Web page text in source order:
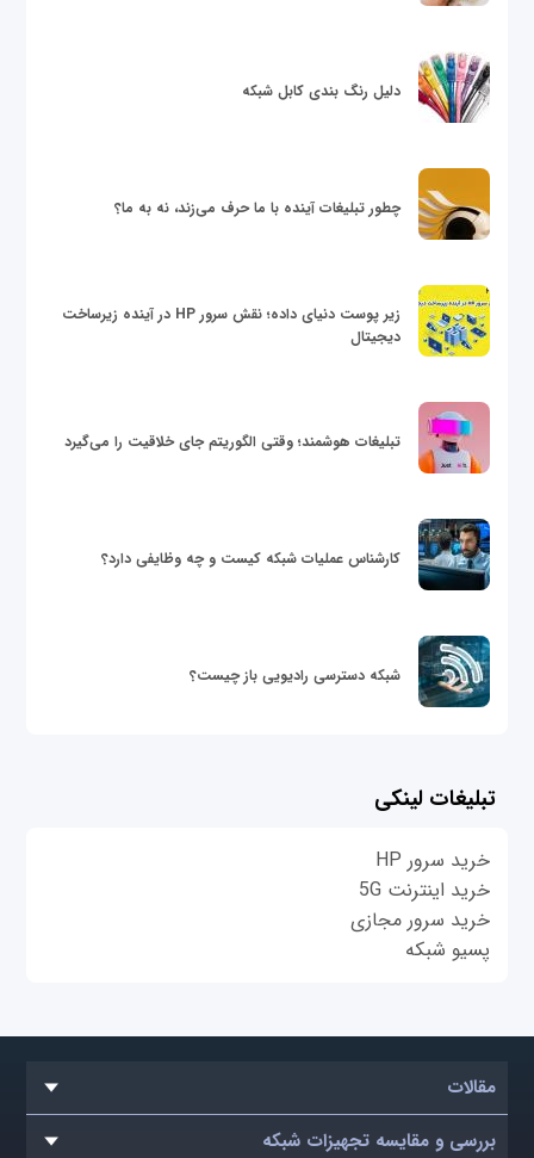
دلیل رنگ بندی کابل شبکه
چطور تبلیغات آینده با ما حرف می‌زند، نه به ما؟
زیر پوست دنیای داده؛ نقش سرور HP در آینده زیرساخت
دیجیتال
تبلیغات هوشمند؛ وقتی الگوریتم جای خلاقیت را می‌گیرد
کارشناس عملیات شبکه کیست و چه وظایفی دارد؟
شبکه دسترسی رادیویی باز چیست؟
تبلیغات لینکی
خرید سرور HP
خرید اینترنت 5G
خرید سرور مجازی
پسیو شبکه
مقالات
بررسی و مقایسه تجهیزات شبکه